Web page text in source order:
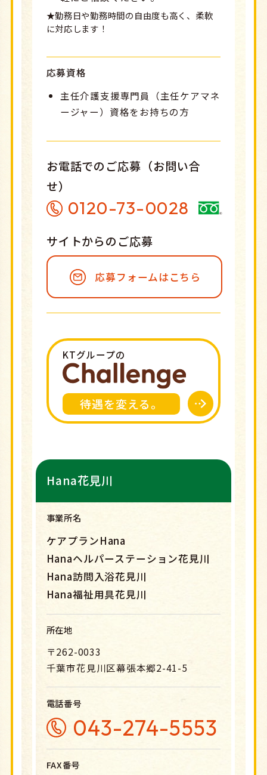
★勤務日や勤務時間の自由度も高く、柔軟
に対応します！
応募資格
主任介護支援専門員（主任ケアマネ
ージャー）資格をお持ちの方
お電話でのご応募（お問い合
せ）
0120-73-0028
サイトからのご応募
応募フォームはこちら
KTグループの
待遇を変える。
Hana花見川
事業所名
ケアプランHana
Hanaヘルパーステーション花見川
Hana訪問入浴花見川
Hana福祉用具花見川
所在地
〒262-0033
千葉市花見川区幕張本郷2-41-5
電話番号
043-274-5553
FAX番号